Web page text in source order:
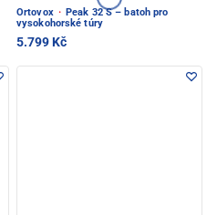
Ortovox · Peak 32 S – batoh pro
vysokohorské túry
5.799 Kč